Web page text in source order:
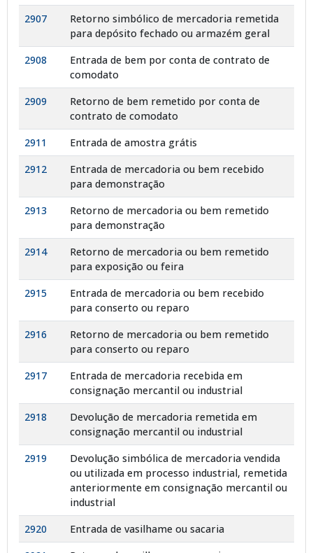
2907
Retorno simbólico de mercadoria remetida
para depósito fechado ou armazém geral
2908
Entrada de bem por conta de contrato de
comodato
2909
Retorno de bem remetido por conta de
contrato de comodato
2911
Entrada de amostra grátis
2912
Entrada de mercadoria ou bem recebido
para demonstração
2913
Retorno de mercadoria ou bem remetido
para demonstração
2914
Retorno de mercadoria ou bem remetido
para exposição ou feira
2915
Entrada de mercadoria ou bem recebido
para conserto ou reparo
2916
Retorno de mercadoria ou bem remetido
para conserto ou reparo
2917
Entrada de mercadoria recebida em
consignação mercantil ou industrial
2918
Devolução de mercadoria remetida em
consignação mercantil ou industrial
2919
Devolução simbólica de mercadoria vendida
ou utilizada em processo industrial, remetida
anteriormente em consignação mercantil ou
industrial
2920
Entrada de vasilhame ou sacaria